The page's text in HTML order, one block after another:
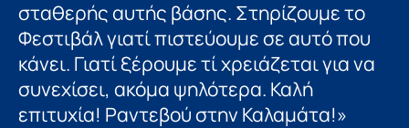
σταθερής αυτής βάσης. Στηρίζουμε το
Φεστιβάλ γιατί πιστεύουμε σε αυτό που
κάνει. Γιατί ξέρουμε τί χρειάζεται για να
συνεχίσει, ακόμα ψηλότερα. Καλή
επιτυχία! Ραντεβού στην Καλαμάτα!»